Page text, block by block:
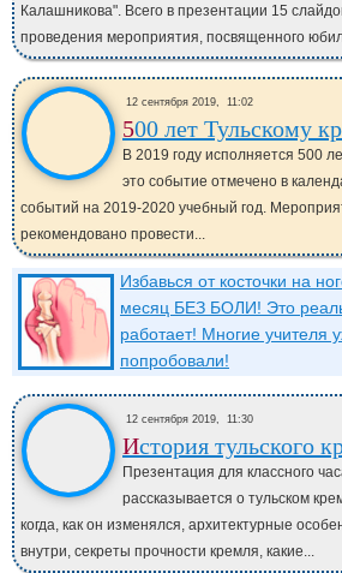
Калашникова". Всего в презентации 15
проведения мероприятия, посвященного
12 сентября 2019, 11:02
500 лет Тульскому
В 2019 году исполняется 500
это событие отмечено в
событий на 2019-2020 учебный год.
рекомендовано провести...
Избавься от косточки на
месяц БЕЗ БОЛИ! Это
работает! Многие учителя
попробовали!
12 сентября 2019, 11:30
История тульского
Презентация для классного
рассказывается о тульском
когда, как он изменялся, архитектурные
внутри, секреты прочности кремля, какие...